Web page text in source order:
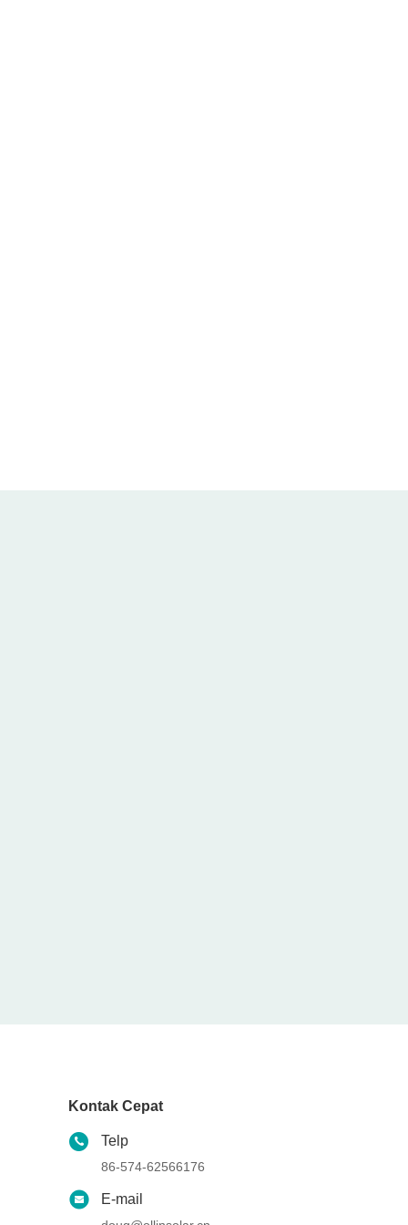
Kontak Cepat
Telp
86-574-62566176
E-mail